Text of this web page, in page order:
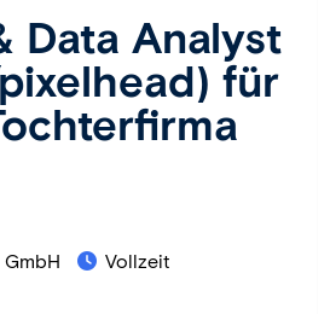
Data Analyst
für
Vollzeit